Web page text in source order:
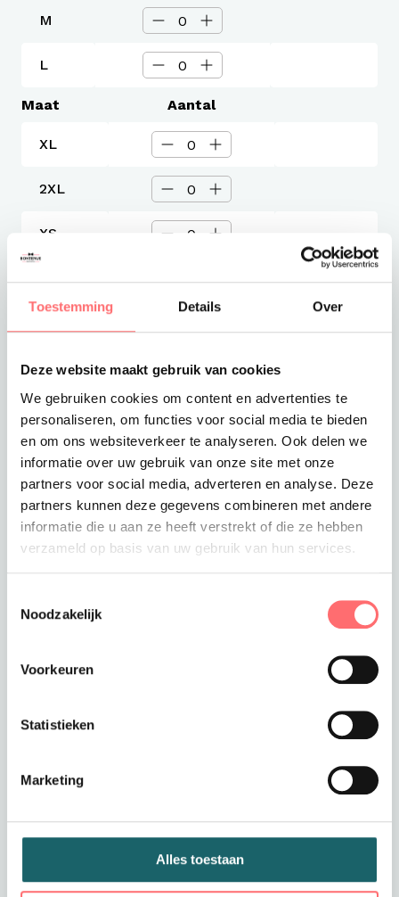
Toestemming Details Over
Deze website maakt gebruik van cookies
We gebruiken cookies om content en advertenties te
personaliseren, om functies voor social media te bieden
en om ons websiteverkeer te analyseren. Ook delen we
informatie over uw gebruik van onze site met onze
partners voor social media, adverteren en analyse. Deze
partners kunnen deze gegevens combineren met andere
informatie die u aan ze heeft verstrekt of die ze hebben
verzameld op basis van uw gebruik van hun services.
Noodzakelijk
Voorkeuren
Statistieken
Marketing
Alles toestaan
M
L
Maat Aantal
XL
2XL
XS
3-4 werkdagen
€73,42
Toevoegen aan winkelwagen
Offerte of sample aanvragen
vraag een offerte of sample aan.
Productinformatie
Stretch blouse Piqué – De
Look van een Blouse, het
Comfort van een Polo